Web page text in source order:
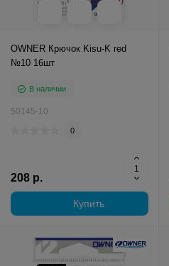
OWNER Крючок Kisu-K red
№10 16шт
В наличии
50145-10
0
208 р.
Купить